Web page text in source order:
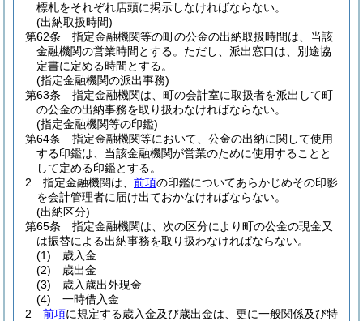
標札をそれぞれ店頭に掲示しなければならない。
(出納取扱時間)
第62条
指定金融機関等の町の公金の出納取扱時間は、当該
金融機関の営業時間とする。 ただし、派出窓口は、別途協
定書に定める時間とする。
(指定金融機関の派出事務)
第63条
指定金融機関は、町の会計室に取扱者を派出して町
の公金の出納事務を取り扱わなければならない。
(指定金融機関等の印鑑)
第64条
指定金融機関等において、公金の出納に関して使用
する印鑑は、当該金融機関が営業のために使用することと
して定める印鑑とする。
2
指定金融機関は、 前項の印鑑についてあらかじめその印影
を会計管理者に届け出ておかなければならない。
(出納区分)
第65条
指定金融機関は、次の区分により町の公金の現金又
は振替による出納事務を取り扱わなければならない。
(1)
歳入金
(2)
歳出金
(3)
歳入歳出外現金
(4)
一時借入金
2
前項に規定する歳入金及び歳出金は、更に一般関係及び特